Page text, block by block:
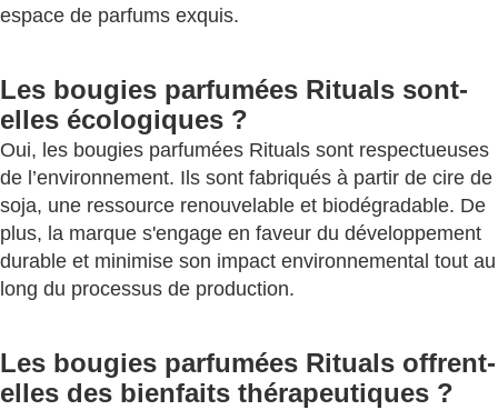
espace de parfums exquis.
Les bougies parfumées Rituals sont-
elles écologiques ?
Oui, les bougies parfumées Rituals sont respectueuses
de l’environnement. Ils sont fabriqués à partir de cire de
soja, une ressource renouvelable et biodégradable. De
plus, la marque s'engage en faveur du développement
durable et minimise son impact environnemental tout au
long du processus de production.
Les bougies parfumées Rituals offrent-
elles des bienfaits thérapeutiques ?